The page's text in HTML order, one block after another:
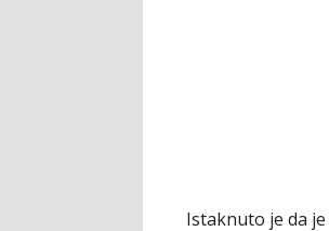
Istaknuto je da